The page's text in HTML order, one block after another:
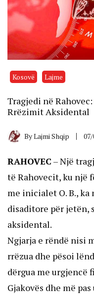
Kosovë Lajme
Tragjedi në
Rrëzimit Aksidental
ByLajmi Shqip
RAHOVEC – Një
të Rahovecit, ku një
me inicialet O. B., ka
disaditore për jetën,
aksidental.
Ngjarja e rëndë nisi
rrëzua dhe pësoi
dërgua me
Gjakovës dhe më